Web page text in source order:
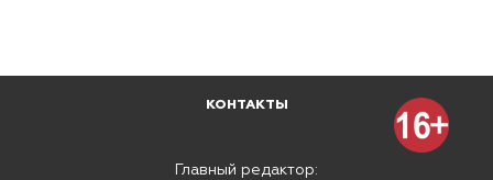
КОНТАКТЫ
Главный редактор: